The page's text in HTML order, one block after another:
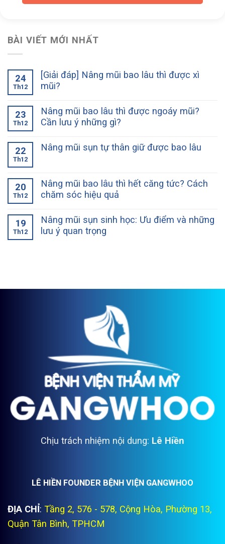
BÀI VIẾT MỚI NHẤT
24
Th12
[Giải đáp] Nâng mũi bao lâu thì được xì
mũi?
23
Th12
Nâng mũi bao lâu thì được ngoáy mũi?
Cần lưu ý những gì?
22
Th12
Nâng mũi sụn tự thân giữ được bao lâu
20
Th12
Nâng mũi bao lâu thì hết căng tức? Cách
chăm sóc hiệu quả
19
Th12
Nâng mũi sụn sinh học: Ưu điểm và những
lưu ý quan trọng
Chịu trách nhiệm nội dung: Lê Hiền
LÊ HIỀN FOUNDER BỆNH VIỆN GANGWHOO
ĐỊA CHỈ: Tầng 2, 576 - 578, Cộng Hòa, Phường 13,
Quận Tân Bình, TPHCM